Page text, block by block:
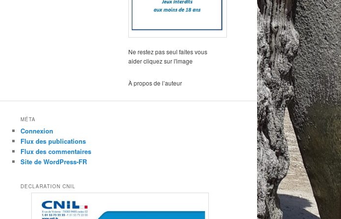
Ne restez pas seul faites vous
aider cliquez sur l'image
À propos de l’auteur
MÉTA
Connexion
Flux des publications
Flux des commentaires
Site de WordPress-FR
DECLARATION CNIL